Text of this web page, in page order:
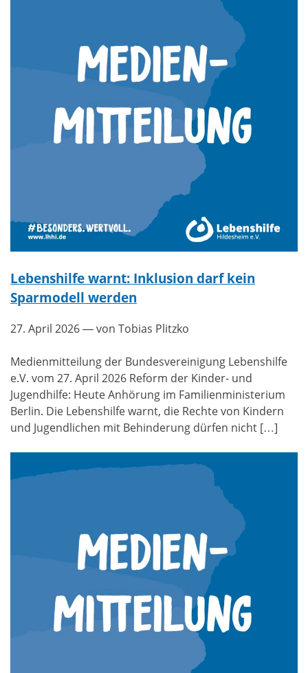
Lebenshilfe warnt: Inklusion darf kein
Sparmodell werden
27. April 2026— von Tobias Plitzko
Medienmitteilung der Bundesvereinigung Lebenshilfe
e.V. vom 27. April 2026 Reform der Kinder- und
Jugendhilfe: Heute Anhörung im Familienministerium
Berlin. Die Lebenshilfe warnt, die Rechte von Kindern
und Jugendlichen mit Behinderung dürfen nicht […]